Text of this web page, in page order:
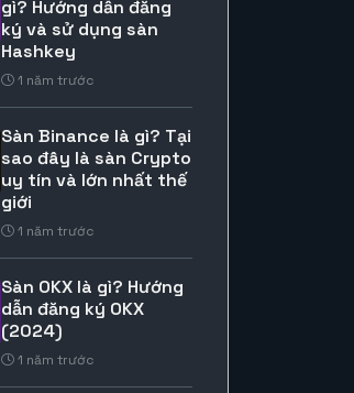
gì? Hướng dẫn đăng
ký và sử dụng sàn
Hashkey
1 năm trước
Sàn Binance là gì? Tại
sao đây là sàn Crypto
uy tín và lớn nhất thế
giới
1 năm trước
Sàn OKX là gì? Hướng
dẫn đăng ký OKX
(2024)
1 năm trước